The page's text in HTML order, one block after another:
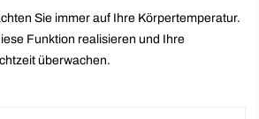
Sie immer auf Ihre Körpertemperatur.
Funktion realisieren und Ihre
überwachen.